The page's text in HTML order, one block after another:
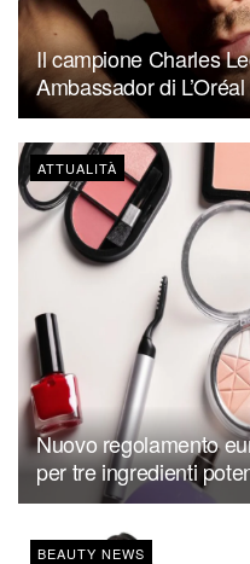
Il campione Charles
Ambassador di
ATTUALITÀ
Nuovo regolamento
per tre ingredienti
BEAUTY NEWS